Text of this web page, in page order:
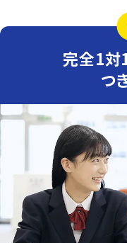
英語（教科書：
教科書・ワーク
やテスト勉強の
ムは単に暗記す
えるよう指導して
①定期テスト対
②県立高校入試
内郷第一中
駅前の塾探しな
中央台北中
磐城・高専・桜
他にも以下の学
完全1対
つ